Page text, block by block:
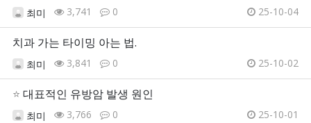
최미 3,741 0 25-10-04
치과 가는 타이밍 아는 법.
최미 3,841 0 25-10-02
⭐ 대표적인 유방암 발생 원인
최미 3,766 0 25-10-01